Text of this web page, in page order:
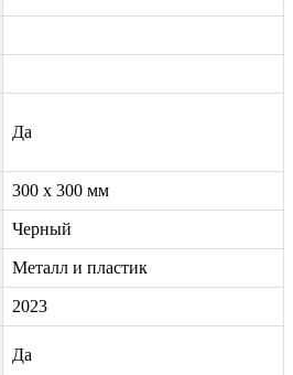
Да
300 x 300 мм
Черный
Металл и пластик
2023
Да